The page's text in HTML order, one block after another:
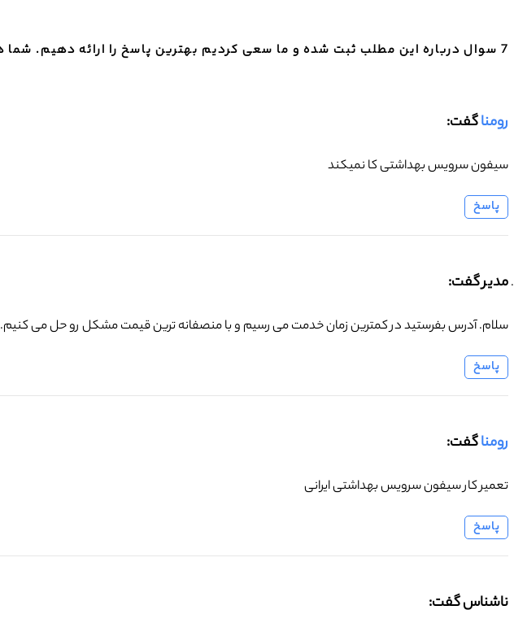
7 سوال درباره این مطلب ثبت شده و ما سعی کردیم بهترین پاسخ را ارائه دهیم. شما هم می توانید سوالات خود را ثبت کنید
رومناگفت:
سیفون سرویس بهداشتی کا نمیکند
پاسخ
مدیر گفت:
سلام. آدرس بفرستید در کمترین زمان خدمت می رسیم و با منصفانه ترین قیمت مشکل رو حل می کنیم.
پاسخ
رومناگفت:
تعمیر کار سیفون سرویس بهداشتی ایرانی
پاسخ
ناشناس گفت: